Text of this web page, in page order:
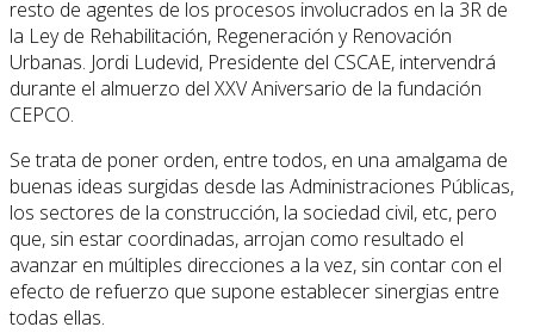
resto de agentes de los procesos involucrados en la 3R de
la Ley de Rehabilitación, Regeneración y Renovación
Urbanas. Jordi Ludevid, Presidente del CSCAE, intervendrá
durante el almuerzo del XXV Aniversario de la fundación
CEPCO.
Se trata de poner orden, entre todos, en una amalgama de
buenas ideas surgidas desde las Administraciones Públicas,
los sectores de la construcción, la sociedad civil, etc, pero
que, sin estar coordinadas, arrojan como resultado el
avanzar en múltiples direcciones a la vez, sin contar con el
efecto de refuerzo que supone establecer sinergias entre
todas ellas.